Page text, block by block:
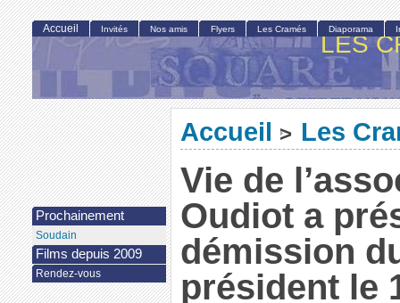
LES
Accueil > Les
Vie de
Oudiot a
démission
président le
Accueil Invités Nos amis Flyers Les Cramés Diaporama
Prochainement
Soudain
Films depuis 2009
Rendez-vous